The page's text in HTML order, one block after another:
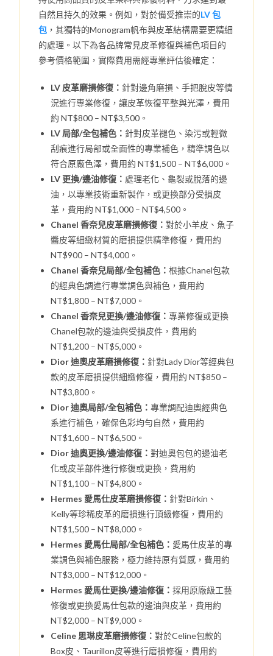
自然且持久的效果。例如，對於備受推崇的LV 包
包 ，其獨特的Monogram帆布與皮革結構需要更精細
的處理。以下為各品牌常見皮革修復與補色項目的
參考價格範圍，實際費用需經專業評估後確定：
LV 皮革磨損修復： 針對邊角磨損、手把脫皮等情
況進行專業修復，讓皮革恢復平整與光澤，費用
約 NT$800 – NT$3,500。
LV 局部/全包補色： 針對皮革褪色、染污或輕微
刮痕進行局部或全面性的專業補色，精準調色以
符合原廠色澤，費用約 NT$1,500 – NT$6,000。
LV 更換/邊油修復： 處理老化、龜裂或脫落的邊
油，以專業技術重新製作，或更換部分受損皮
革，費用約 NT$1,000 – NT$4,500。
Chanel 香奈兒皮革磨損修復：對於小羊皮、魚子
醬皮等細緻材質的磨損提供精準修復，費用約
NT$900 – NT$4,000。
Chanel 香奈兒局部/全包補色：根據Chanel包款
的經典色調進行專業調色與補色，費用約
NT$1,800 – NT$7,000。
Chanel 香奈兒更換/邊油修復：專業修復或更換
Chanel包款的邊油與受損皮件，費用約
NT$1,200 – NT$5,000。
Dior 迪奧皮革磨損修復： 針對Lady Dior等經典包
款的皮革磨損提供細緻修復，費用約 NT$850 –
NT$3,800。
Dior 迪奧局部/全包補色：專業調配迪奧經典色
系進行補色，確保色彩均勻自然，費用約
NT$1,600 – NT$6,500。
Dior 迪奧更換/邊油修復：對迪奧包包的邊油老
化或皮革部件進行修復或更換，費用約
NT$1,100 – NT$4,800。
Hermes 愛馬仕皮革磨損修復： 針對Birkin、
Kelly等珍稀皮革的磨損進行頂級修復，費用約
NT$1,500 – NT$8,000。
Hermes 愛馬仕局部/全包補色： 愛馬仕皮革的專
業調色與補色服務，極力維持原有質感，費用約
NT$3,000 – NT$12,000。
Hermes 愛馬仕更換/邊油修復：採用原廠級工藝
修復或更換愛馬仕包款的邊油與皮革，費用約
NT$2,000 – NT$9,000。
Celine 思琳皮革磨損修復：對於Celine包款的
Box皮、Taurillon皮等進行磨損修復，費用約